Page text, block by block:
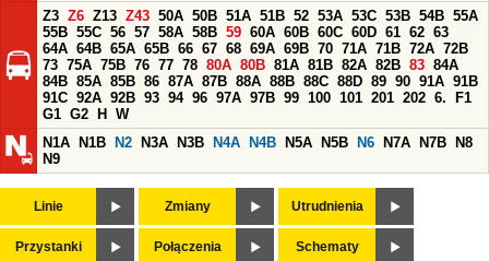
Z3 Z6 Z13 Z43 50A 50B 51A 51B 52 53A 53C 53B 54B 55A
55B 55C 56 57 58A 58B 59 60A 60B 60C 60D 61 62 63
64A 64B 65A 65B 66 67 68 69A 69B 70 71A 71B 72A 72B
73 75A 75B 76 77 78 80A 80B 81A 81B 82A 82B 83 84A
84B 85A 85B 86 87A 87B 88A 88B 88C 88D 89 90 91A 91B
91C 92A 92B 93 94 96 97A 97B 99 100 101 201 202 6.
F1
G1 G2 H
W
N1A
N1B N2 N3A N3B N4A N4B N5A N5B N6 N7A N7B
N8
N9
Linie Zmiany Utrudnienia
Przystanki Połączenia Schematy